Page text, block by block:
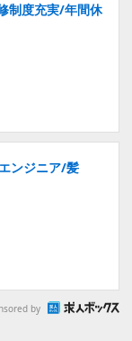
制度充実/年間休
ンジニア/髪
by